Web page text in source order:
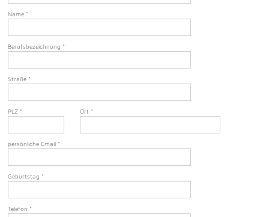
Name *
Berufsbezeichnung *
Straße *
PLZ * Ort *
persönliche Email *
Geburtstag *
Telefon *